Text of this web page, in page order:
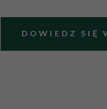
DOWIEDZ SIĘ